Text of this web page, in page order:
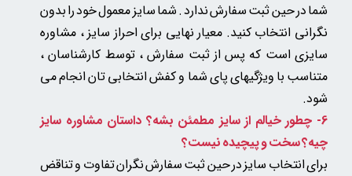
شما در حین ثبت سفارش ندارد . شما سایز معمول خود را بدون
نگرانی انتخاب کنید. معیار نهایی برای احراز سایز ، مشاوره
سایزی است که پس از ثبت سفارش ، توسط کارشناسان ،
متناسب با ویژگیهای پای شما و کفش انتخابی تان انجام می
شود.​​​​​​​
6- چطور خیالم از سایز مطمئن بشه؟ داستان مشاوره سایز
چیه؟ سخت و پیچیده نیست؟
برای انتخاب سایز در حین ثبت سفارش نگران تفاوت و تناقض